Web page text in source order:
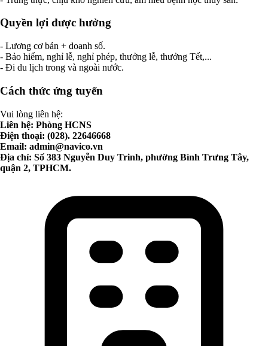
Quyền lợi được hưởng
- Lương cơ bản + doanh số.
- Bảo hiểm, nghỉ lễ, nghỉ phép, thưởng lễ, thưởng Tết,...
- Đi du lịch trong và ngoài nước.
Cách thức ứng tuyển
Vui lòng liên hệ:
Liên hệ: Phòng HCNS
Điện thoại: (028). 22646668
Email: admin@navico.vn
Địa chỉ: Số 383 Nguyễn Duy Trinh, phường Bình Trưng Tây,
quận 2, TPHCM.